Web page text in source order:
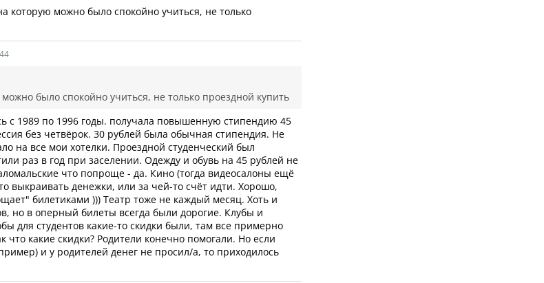
которую можно было спокойно учиться, не только
было спокойно учиться, не только проездной купить
с 1989 по 1996 годы. получала повышенную стипендию 45
без четвёрок. 30 рублей была обычная стипендия. Не
на все мои хотелки. Проездной студенческий был
раз в год при заселении. Одежду и обувь на 45 рублей не
что попроще - да. Кино (тогда видеосалоны ещё
выкраивать денежки, или за чей-то счёт идти. Хорошо,
билетиками ))) Театр тоже не каждый месяц. Хоть и
но в оперный билеты всегда были дорогие. Клубы и
для студентов какие-то скидки были, там все примерно
что какие скидки? Родители конечно помогали. Но если
и у родителей денег не просил/а, то приходилось